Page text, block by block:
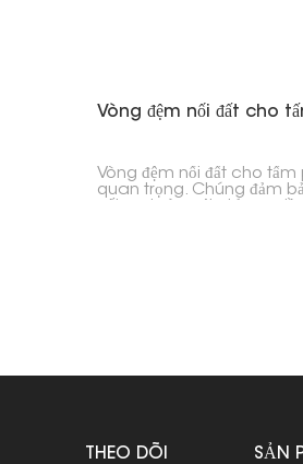
Vòng đệm nối đất cho
Vòng đệm nối đất cho
quan trọng. Chúng đảm
THEO DÕI
SẢN